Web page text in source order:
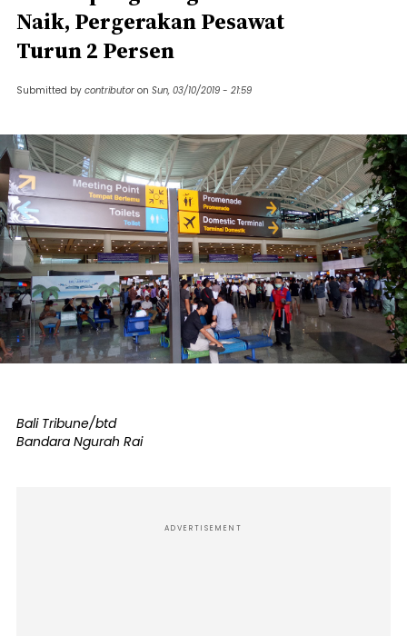
Naik, Pergerakan Pesawat
Turun 2 Persen
Submitted by contributor on Sun, 03/10/2019 - 21:59
Bali Tribune/btd
Bandara Ngurah Rai
ADVERTISEMENT